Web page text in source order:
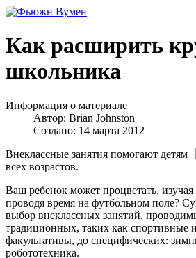
Как расширить
школьника
Информация о материале
Автор: Brian Johnston
Создано: 14 марта 2012
Внеклассные занятия помогают детям
всех возрастов.
Ваш ребенок может процветать, изучая
проводя время на футбольном поле?
выбор внеклассных занятий,
традиционных, таких как спортивные
факультативы, до специфических:
робототехника.